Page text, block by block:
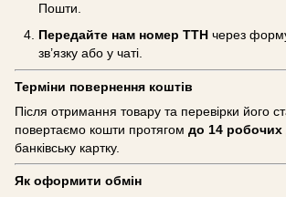
Пошти.
Передайте нам номер ТТН через
зв’язку або у чаті.
Терміни повернення коштів
Після отримання товару та перевірки його
повертаємо кошти протягом до 14 робочих
банківську картку.
Як оформити обмін